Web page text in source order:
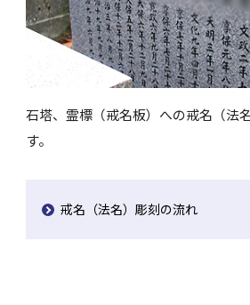
石塔、霊標（戒名板）への戒名（法
す。
戒名（法名）彫刻の流れ